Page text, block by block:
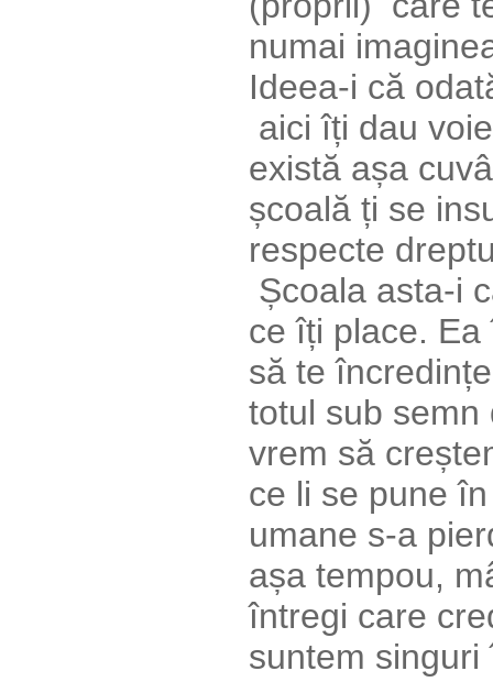
numai
Ideea-i că
aici îți dau
există așa
școală ți se
respecte
Școala asta-i
ce îți place.
să te
totul sub semn
vrem să
ce li se pune
umane s-a
așa tempou,
întregi care
suntem singuri